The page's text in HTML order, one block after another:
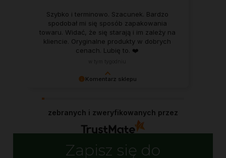
Komentarz sklepu
Dziękuję!
Szybko i terminowo. Szacunek. Bardzo
spodobał mi się sposób zapakowania
towaru. Widać, że się starają i im zależy na
kliencie. Oryginalne produkty w dobrych
cenach. Lubię to. ❤️
zebranych i zweryfikowanych przez
Zapisz się do